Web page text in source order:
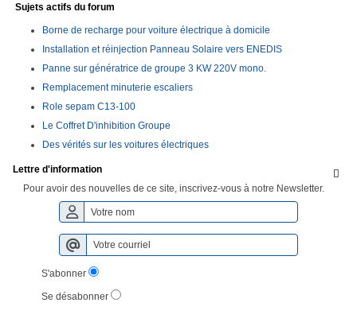
Sujets actifs du forum
Borne de recharge pour voiture électrique à domicile
Installation et réinjection Panneau Solaire vers ENEDIS
Panne sur génératrice de groupe 3 KW 220V mono.
Remplacement minuterie escaliers
Role sepam C13-100
Le Coffret D'inhibition Groupe
Des vérités sur les voitures électriques

Lettre d'information
Pour avoir des nouvelles de ce site, inscrivez-vous à notre Newsletter.
S'abonner
Se désabonner